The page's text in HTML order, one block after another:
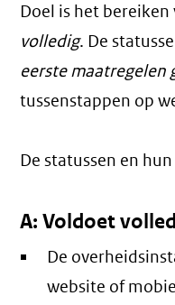
Doel is het bereiken
volledig. De
eerste maatregelen
tussenstappen op
De statussen en
A: Voldoet
De
website of